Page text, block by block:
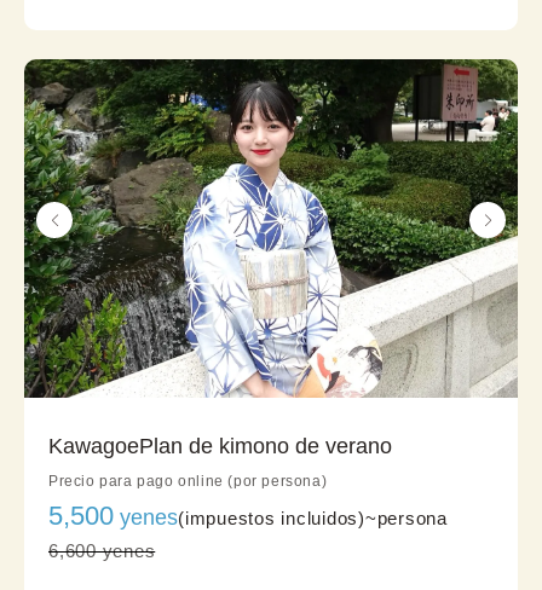
KawagoePlan de kimono de verano
Precio para pago online (por persona)
5,500 yenes(impuestos incluidos)~persona
6,600 yenes